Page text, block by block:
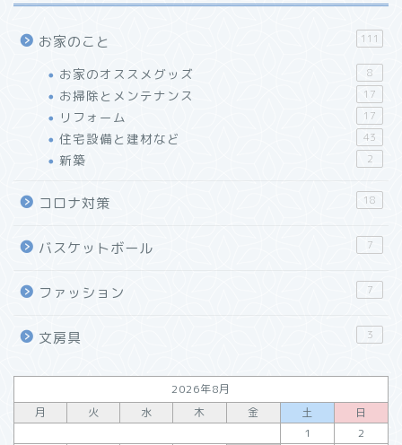
お家のこと 111
お家のオススメグッズ 8
お掃除とメンテナンス 17
リフォーム 17
住宅設備と建材など 43
新築 2
コロナ対策 18
バスケットボール 7
ファッション 7
文房具 3
2026年8月
月
火 水 木 金 土
日
1
2
「リショップナビ」はこん
リフォーム会社紹介サイト
「ホームプロ」がおすすめ